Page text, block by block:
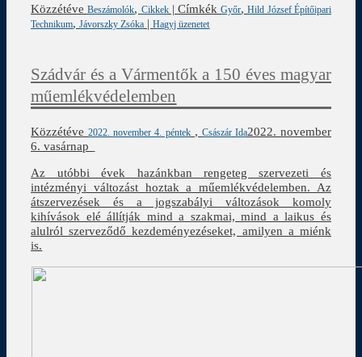
Közzétéve Beszámolók, Cikkek|Címkék Győr,Hild József Építőipari
Technikum,Jávorszky Zsóka |Hagyj üzenetet
Szádvár és a Vármentők a 150 éves magyar
műemlékvédelemben
Közzétéve2022. november 4. péntek , Császár Ida2022. november
6. vasárnap
Az utóbbi évek hazánkban rengeteg szervezeti és
intézményi változást hoztak a műemlékvédelemben. Az
átszervezések és a jogszabályi változások komoly
kihívások elé állítják mind a szakmai, mind a laikus és
alulról szerveződő kezdeményezéseket, amilyen a miénk
is.